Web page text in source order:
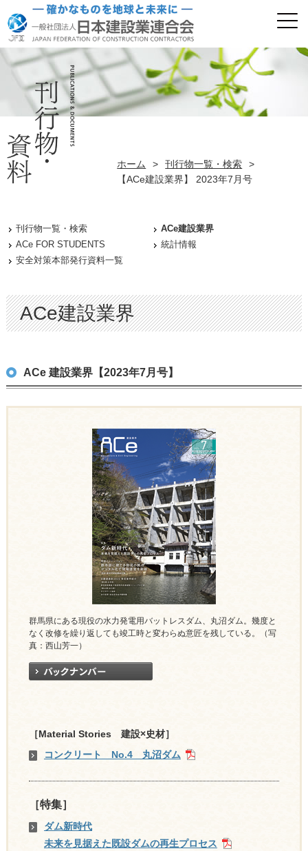
ホーム > 刊行物一覧・検索
>
【ACe建設業界】 2023年7月号
ACe建設業界
ACe 建設業界【2023年7月号】
群馬県にある現役の水力発電用バットレスダム、丸沼ダム。幾度と
なく改修を繰り返しても竣工時と変わらぬ意匠を残している。（写
真：西山芳一）
［Material Stories 建設×史材］
コンクリート No.4 丸沼ダム
［特集］
ダム新時代
未来を見据えた既設ダムの再生プロセス
刊行物一覧・検索
ACe建設業界
ACe FOR STUDENTS
統計情報
安全対策本部発行資料一覧